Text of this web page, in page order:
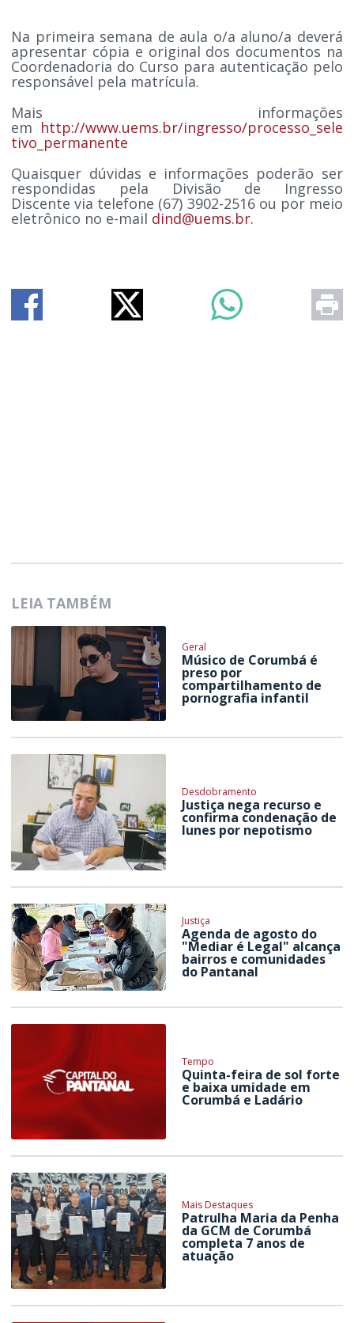
Na primeira semana de aula o/a aluno/a deverá
apresentar cópia e original dos documentos na
Coordenadoria do Curso para autenticação pelo
responsável pela matrícula.
Mais informações
em http://www.uems.br/ingresso/processo_sele
tivo_permanente
Quaisquer dúvidas e informações poderão ser
respondidas pela Divisão de Ingresso
Discente via telefone (67) 3902-2516 ou por meio
eletrônico no e-mail dind@uems.br.
LEIA TAMBÉM
Geral
Músico de Corumbá é
preso por
compartilhamento de
pornografia infantil
Desdobramento
Justiça nega recurso e
confirma condenação de
Iunes por nepotismo
Justiça
Agenda de agosto do
"Mediar é Legal" alcança
bairros e comunidades
do Pantanal
Tempo
Quinta-feira de sol forte
e baixa umidade em
Corumbá e Ladário
Mais Destaques
Patrulha Maria da Penha
da GCM de Corumbá
completa 7 anos de
atuação